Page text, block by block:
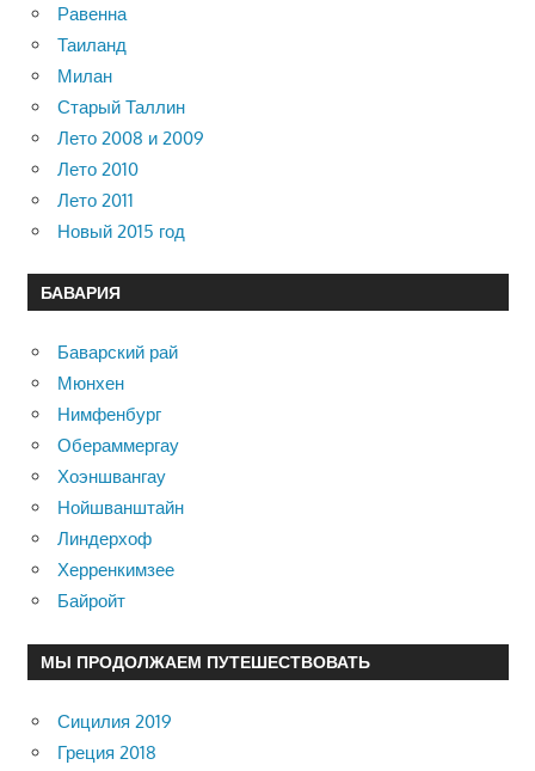
Равенна
Таиланд
Милан
Старый Таллин
Лето 2008 и 2009
Лето 2010
Лето 2011
Новый 2015 год
БАВАРИЯ
Баварский рай
Мюнхен
Нимфенбург
Обераммергау
Хоэншвангау
Нойшванштайн
Линдерхоф
Херренкимзее
Байройт
МЫ ПРОДОЛЖАЕМ ПУТЕШЕСТВОВАТЬ
Сицилия 2019
Греция 2018